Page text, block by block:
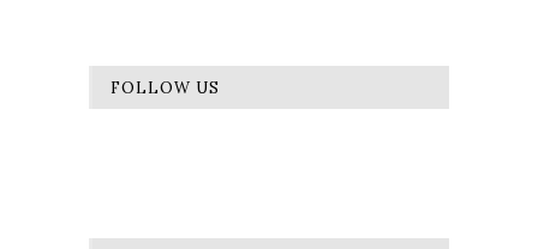
FOLLOW US